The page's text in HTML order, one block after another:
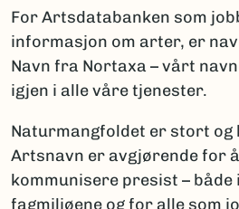
For Artsdatabanken som
informasjon om arter, er
Navn fra Nortaxa – vårt
igjen i alle våre tjenester.
Naturmangfoldet er stort og
Artsnavn er avgjørende for
kommunisere presist – både
fagmiljøene og for alle som